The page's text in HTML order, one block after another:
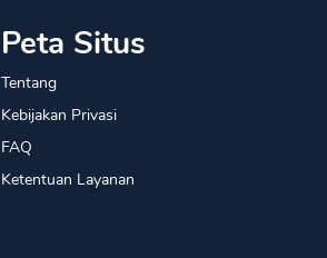
Peta Situs
Tentang
Kebijakan Privasi
FAQ
Ketentuan Layanan